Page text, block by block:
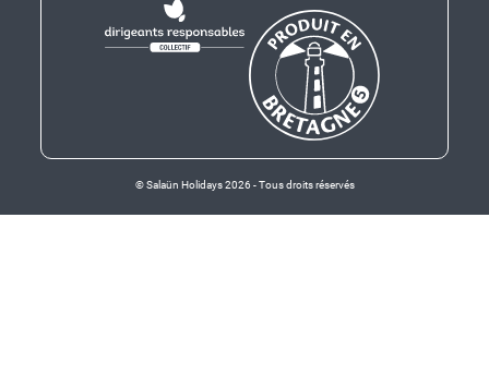
© Salaün Holidays 2026 - Tous droits réservés